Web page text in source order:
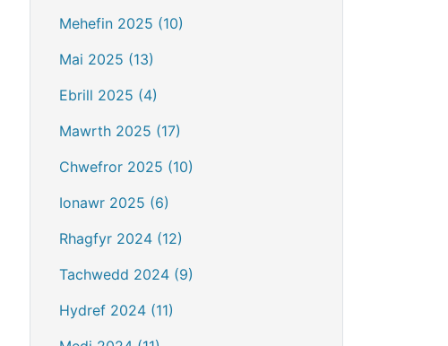
Mehefin 2025 (10)
Mai 2025 (13)
Ebrill 2025 (4)
Mawrth 2025 (17)
Chwefror 2025 (10)
Ionawr 2025 (6)
Rhagfyr 2024 (12)
Tachwedd 2024 (9)
Hydref 2024 (11)